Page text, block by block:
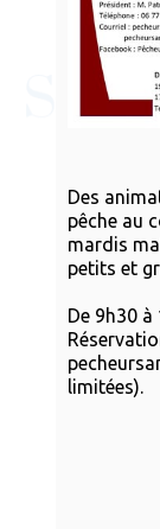
Des
pêche au
mardis
petits et
De 9h30 à
limitées).